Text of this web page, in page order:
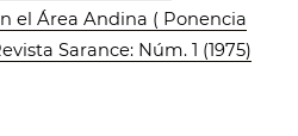
el Área Andina ( Ponencia
Sarance: Núm. 1 (1975)